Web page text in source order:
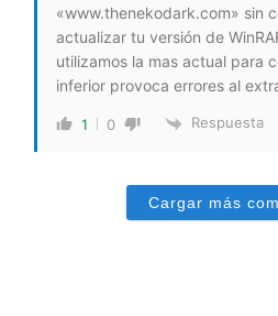
«www.thenekodark.com» sin
actualizar tu versión de
utilizamos la mas actual para
inferior provoca errores al
1 0 Respuesta
Cargar más